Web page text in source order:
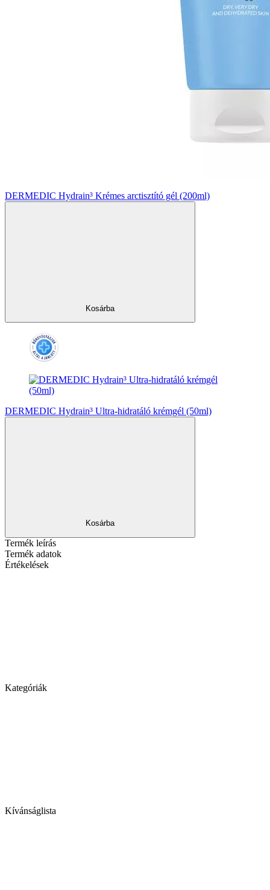
DERMEDIC Hydrain³ Krémes arctisztító gél (200ml)
Kosárba
DERMEDIC Hydrain³ Ultra-hidratáló krémgél (50ml)
Kosárba
Termék leírás
Termék adatok
Értékelések
Kategóriák
Kívánságlista